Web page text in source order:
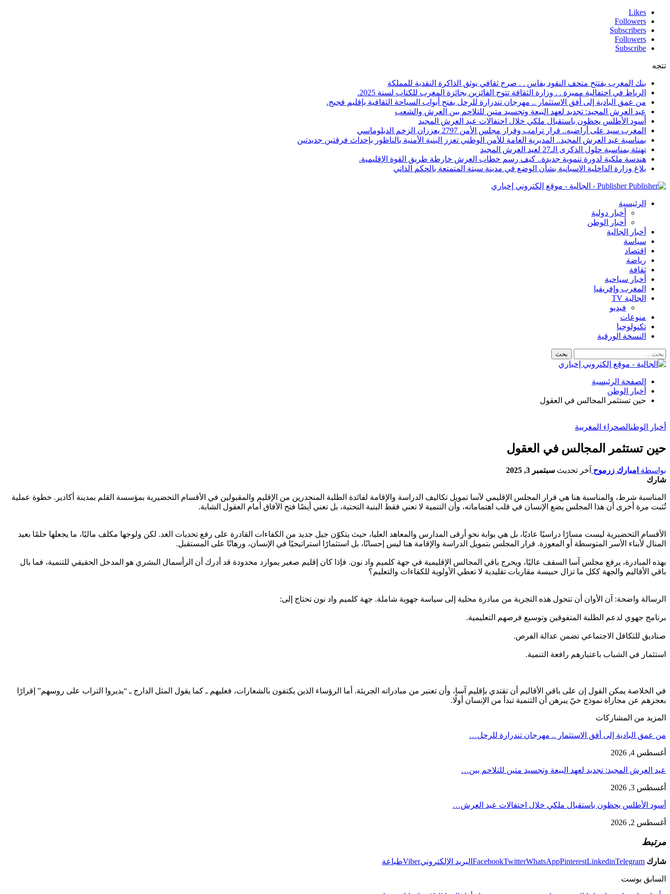
Likes
Followers
Subscribers
Followers
Subscribe
تتجه
بنك المغرب يفتتح متحف النقود بفاس . . صرح ثقافي يوثق الذاكرة النقدية للمملكة
الرباط في احتفالية مميزة . . وزارة الثقافة تتوج الفائزين بجائزة المغرب للكتاب لسنة 2025.
من عمق البادية إلى أفق الاستثمار .. مهرجان تندرارة للرحل يفتح أبواب السياحة الثقافية بإقليم فجيج.
عيد العرش المجيد: تجديد لعهد البيعة وتجسيد متين للتلاحم بين العرش والشعب
أسود الأطلس يحظون باستقبال ملكي خلال احتفالات عيد العرش المجيد
المغرب سيد على أراضيه.. قرار ترامب وقرار مجلس الأمن 2797 يعززان الزخم الدبلوماسي
بمناسبة عيد العرش المجيد.. المديرية العامة للأمن الوطني تعزز البنية الأمنية بالناظور بإحداث فرقتين جديدتين
تهنئة بمناسبة حلول الذكرى الـ27 لعيد العرش المجيد
هندسة ملكية لدورة تنموية جديدة.. كيف رسم خطاب العرش خارطة طريق القوة الإقليمية.
بلاغ وزارة الداخلية الاسبانية بشأن الوضع في مدينة سبتة المتمتعة بالحكم الذاتي
Publisher - الجالية - موقع إلكتروني إخباري
الرئيسية
أخبار دولية
أخبار الوطن
أخبار الجالية
سياسة
اقتصاد
رياضة
ثقافة
أخبار سياحية
المغرب وإفريقيا
الجالية TV
فيديو
منوعات
تكنولوجيا
النسخة الورقية
الصفحة الرئيسية
أخبار الوطن
حين تستثمر المجالس في العقول
أخبار الوطنالصحراء المغربية
حين تستثمر المجالس في العقول
بواسطة امبارك زرموح آخر تحديث سبتمبر 3, 2025
شارك
المناسبة شرط، والمناسبة هنا هي قرار المجلس الإقليمي لآسا تمويل تكاليف الدراسة والإقامة لفائدة الطلبة المنحدرين من الإقليم والمقبولين في الأقسام التحضيرية بمؤسسة القلم بمدينة أكادير. خطوة عملية
تُثبت مرة أخرى أن هذا المجلس يضع الإنسان في قلب اهتماماته، وأن التنمية لا تعني فقط البنية التحتية، بل تعني أيضًا فتح الآفاق أمام العقول الشابة.
الأقسام التحضيرية ليست مسارًا دراسيًا عاديًا، بل هي بوابة نحو أرقى المدارس والمعاهد العليا، حيث يتكوّن جيل جديد من الكفاءات القادرة على رفع تحديات الغد. لكن ولوجها مكلف ماليًا، ما يجعلها حلمًا بعيد
المنال لأبناء الأسر المتوسطة أو المعوزة. قرار المجلس بتمويل الدراسة والإقامة هنا ليس إحسانًا، بل استثمارًا استراتيجيًا في الإنسان، ورهانًا على المستقبل.
بهذه المبادرة، يرفع مجلس آسا السقف عاليًا، ويحرج باقي المجالس الإقليمية في جهة كلميم واد نون. فإذا كان إقليم صغير بموارد محدودة قد أدرك أن الرأسمال البشري هو المدخل الحقيقي للتنمية، فما بال
باقي الأقاليم والجهة ككل ما تزال حبيسة مقاربات تقليدية لا تعطي الأولوية للكفاءات والتعليم؟
الرسالة واضحة: آن الأوان أن تتحول هذه التجربة من مبادرة محلية إلى سياسة جهوية شاملة. جهة كلميم واد نون تحتاج إلى:
برنامج جهوي لدعم الطلبة المتفوقين وتوسيع فرصهم التعليمية.
صناديق للتكافل الاجتماعي تضمن عدالة الفرص.
استثمار في الشباب باعتبارهم رافعة التنمية.
في الخلاصة يمكن القول إن على باقي الأقاليم أن تقتدي بإقليم آسا، وأن تعتبر من مبادراته الجريئة. أما الرؤساء الذين يكتفون بالشعارات، فعليهم ـ كما يقول المثل الدارج ـ “يديروا التراب على روسهم” إقرارًا
بعجزهم عن مجاراة نموذج حيّ يبرهن أن التنمية تبدأ من الإنسان أولًا.
المزيد من المشاركات
من عمق البادية إلى أفق الاستثمار .. مهرجان تندرارة للرحل…
أغسطس 4, 2026
عيد العرش المجيد: تجديد لعهد البيعة وتجسيد متين للتلاحم بين…
أغسطس 3, 2026
أسود الأطلس يحظون باستقبال ملكي خلال احتفالات عيد العرش…
أغسطس 2, 2026
مرتبط
شارك FacebookTwitterWhatsAppPinterestLinkedinTelegram البريد الإلكترونيViberطباعة
السابق بوست